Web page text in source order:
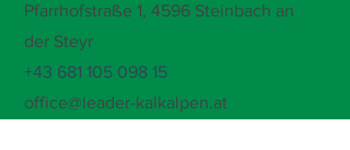
Pfarrhofstraße 1, 4596 Steinbach an
der Steyr
+43 681 105 098 15
office@leader-kalkalpen.at